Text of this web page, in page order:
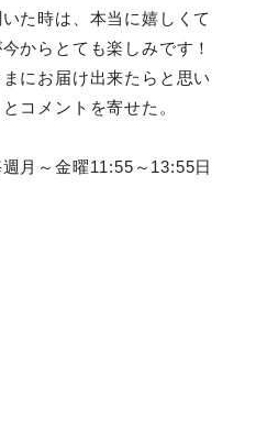
た時は、本当に嬉しくて
からとても楽しみです！
にお届け出来たらと思い
コメントを寄せた。
月～金曜11:55～13:55日